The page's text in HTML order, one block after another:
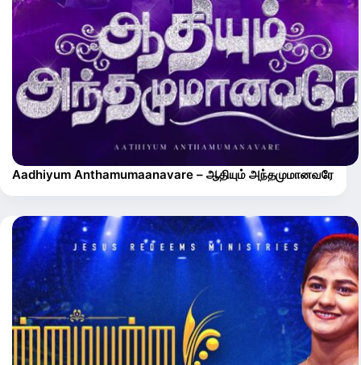
Aadhiyum Anthamumaanavare – ஆதியும் அந்தமுமானவரே